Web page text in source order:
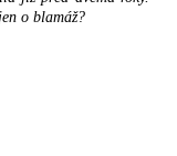
o blamáž?